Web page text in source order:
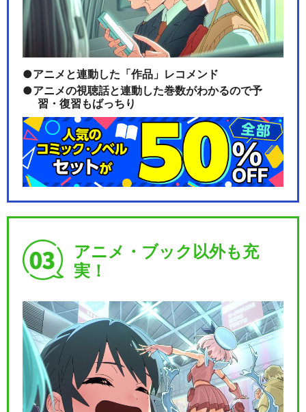
ルパン三世TVSP #14 EPISO
DE：0…
ルパン三世TVSP #15 お宝返
却大作戦!!
たルパン～コ…
ルパン三世TVSP #17 天使の
策略～夢のカ…
ルパン三世TVSP #18 セブン
アニメと連動した「作品」レコメンド
アニメの視聴話と連動した巻数がわかるので予
習・復習もばっちり
アニメ・ブック以外も充
実！